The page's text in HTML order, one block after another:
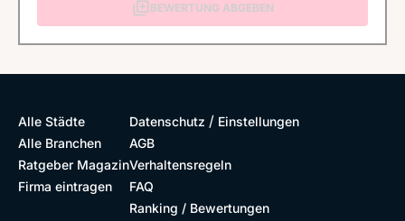
BEWERTUNG ABGEBEN
Alle Städte
Alle Branchen
Ratgeber Magazin
Firma eintragen
Datenschutz / Einstellungen
AGB
Verhaltensregeln
FAQ
Ranking / Bewertungen